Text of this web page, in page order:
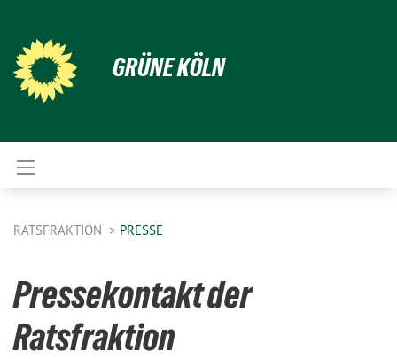
GRÜNE KÖLN
RATSFRAKTION PRESSE
Pressekontakt der
Ratsfraktion